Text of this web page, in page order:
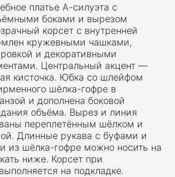
платье А-силуэта с
боками и вырезом
корсет с внутренней
кружевными чашками,
и декоративными
Центральный акцент —
кисточка. Юбка со шлейфом
шёлка-гофре в
и дополнена боковой
объёма. Вырез и линия
переплетённым шёлком и
Длинные рукава с буфами и
из шёлка-гофре можно носить на
ниже. Корсет при
на подкладке.